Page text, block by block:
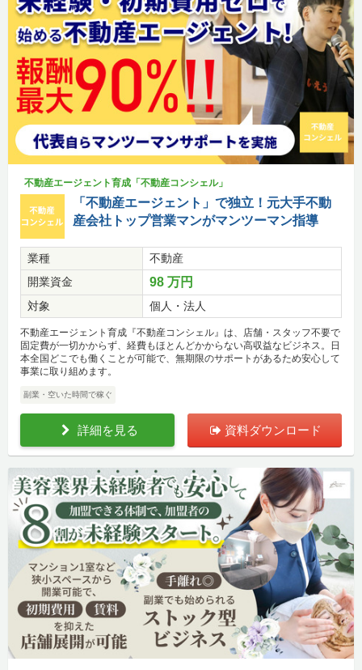
不動産エージェント育成「不動産コンシェル」
「不動産エージェント」で独立！元大手不動
産会社トップ営業マンがマンツーマン指導
業種
不動産
開業資金
98 万円
対象 個人・法人
不動産エージェント育成『不動産コンシェル』は、店舗・スタッフ不要で
固定費が一切かからず、経費もほとんどかからない高収益なビジネス。日
本全国どこでも働くことが可能で、無期限のサポートがあるため安心して
事業に取り組めます。
副業・空いた時間で稼ぐ
詳細を見る 資料ダウンロード